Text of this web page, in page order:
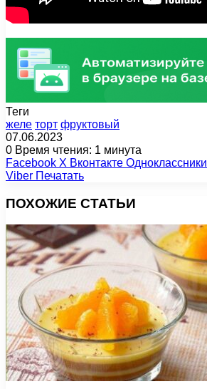
Теги
желе торт фруктовый
07.06.2023
0 Время чтения: 1 минута
Facebook X Вконтакте Одноклассники
Viber Печатать
ПОХОЖИЕ СТАТЬИ